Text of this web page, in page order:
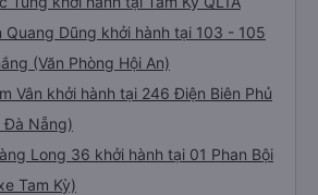
Quang Dũng khởi hành tại 103 - 105
(Văn Phòng Hội An)
Vân khởi hành tại 246 Điện Biên Phủ
Đà Nẵng)
Long 36 khởi hành tại 01 Phan Bội
Tam Kỳ)